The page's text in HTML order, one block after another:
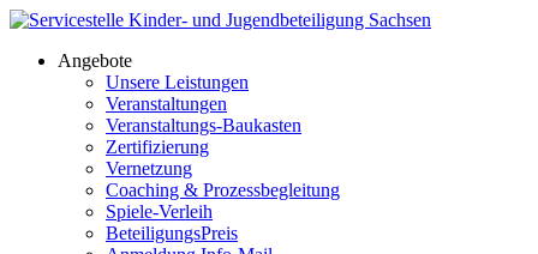
Angebote
Unsere Leistungen
Veranstaltungen
Veranstaltungs-Baukasten
Zertifizierung
Vernetzung
Coaching & Prozessbegleitung
Spiele-Verleih
BeteiligungsPreis